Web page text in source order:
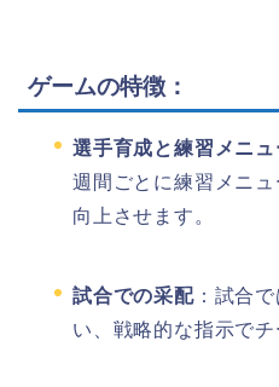
ゲームの特徴：
選手育成と練習メニュ
週間ごとに練習メニ
向上させます。
試合での采配：​ 試合
い、戦略的な指示でチ